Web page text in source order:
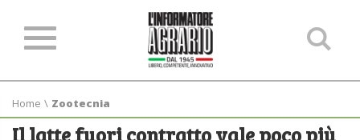
Home \ Zootecnia
Il latte fuori contratto vale poco più